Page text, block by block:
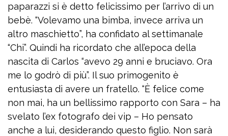
paparazzi si è detto felicissimo per l’arrivo di un
bebè. “Volevamo una bimba, invece arriva un
altro maschietto”, ha confidato al settimanale
“Chi”. Quindi ha ricordato che all’epoca della
nascita di Carlos “avevo 29 anni e bruciavo. Ora
me lo godrò di più”. Il suo primogenito è
entusiasta di avere un fratello. “È felice come
non mai, ha un bellissimo rapporto con Sara – ha
svelato l’ex fotografo dei vip – Ho pensato
anche a lui, desiderando questo figlio. Non sarà